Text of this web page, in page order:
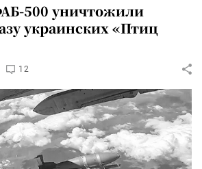
500 уничтожили
украинских «Птиц
12